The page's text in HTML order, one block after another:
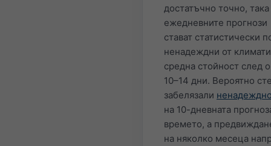
достатъчно точно,
ежедневните прогнози
стават статистически
ненадеждни от
средна стойност след
10–14 дни. Вероятно
забелязали
на 10-дневната
времето, а
на няколко месеца